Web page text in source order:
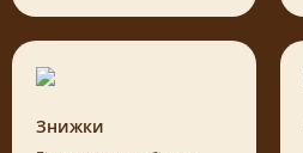
Знижки